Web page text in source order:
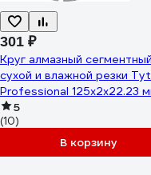
301 ₽
Круг алмазный
сухой и влажной резки
Professional 125x2x22.23
277765
5
(10)
В корзину